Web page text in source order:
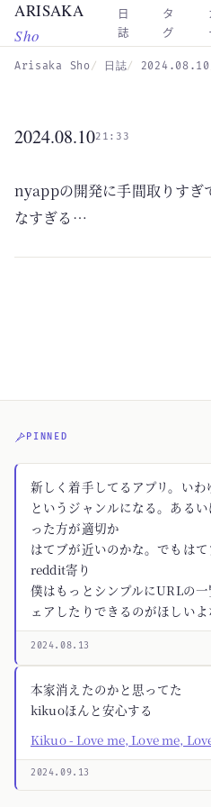
Skip to main content
ARISAKA
Sho
日
誌
タ
グ
Arisaka Sho 日誌 2024.08.10
2024.08.1021:33
nyappの開発に手間取りすぎ
なすぎる…
PINNED
新しく着手してるアプリ。い
というジャンルになる。ある
った方が適切か
はてブが近いのかな。でもは
reddit寄り
僕はもっとシンプルにURLの
ェアしたりできるのがほしいよ
2024.08.13
本家消えたのかと思ってた
kikuoほんと安心する
Kikuo - Love me, Love me,
2024.09.13